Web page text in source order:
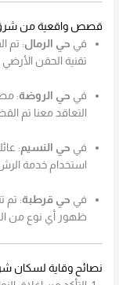
قصص واقعية من
في حي الرمال: تم
تقنية الحقن
في حي الروضة:
التعاقد معنا تم القضاء عليها
في حي النسيم:
استخدام خدمة
في حي قرطبة: تم
ظهور أي نوع من
نصائح وقاية لسكان